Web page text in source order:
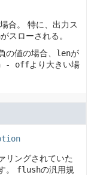
合。
特に、出力ス
がスローされる。
の値の場合、 lenが
- offより大きい場
リングされていた
flushの汎用規